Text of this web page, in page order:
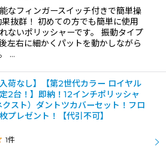
なフィンガースイッチ付きで簡単操
抜群！ 初めての方でも簡単に使用
ないポリッシャーです。 振動タイプ
左右に細かくパットを動かしながら
…
入荷なし】【第2世代カラー ロイヤル
2台！】即納！12インチポリッシャ
スト）ダントツカバーセット！フロ
プレゼント！【代引不可】
1件